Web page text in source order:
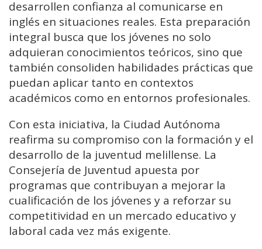
desarrollen confianza al comunicarse en
inglés en situaciones reales. Esta preparación
integral busca que los jóvenes no solo
adquieran conocimientos teóricos, sino que
también consoliden habilidades prácticas que
puedan aplicar tanto en contextos
académicos como en entornos profesionales.
Con esta iniciativa, la Ciudad Autónoma
reafirma su compromiso con la formación y el
desarrollo de la juventud melillense. La
Consejería de Juventud apuesta por
programas que contribuyan a mejorar la
cualificación de los jóvenes y a reforzar su
competitividad en un mercado educativo y
laboral cada vez más exigente.